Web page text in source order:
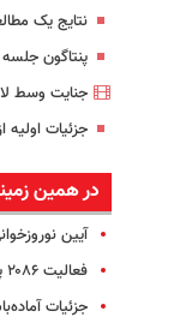
نتایج یک
پنتاگون
جنایت وسط
جزئیات اولیه
در همین
آیین
فعالیت ۲۰۸۶ پایگاه اورژانس در طرح امداد نوروزی
جزئیات